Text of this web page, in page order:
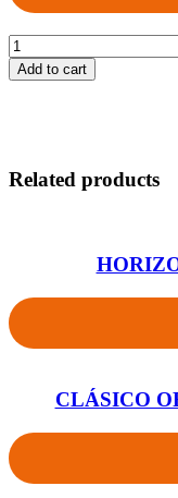
Add to cart
Related products
CLÁSICO